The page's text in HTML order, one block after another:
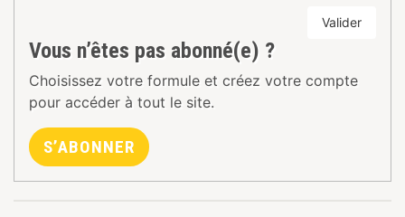
Valider
Vous n’êtes pas abonné(e) ?
Choisissez votre formule et créez votre compte
pour accéder à tout le site.
S’ABONNER